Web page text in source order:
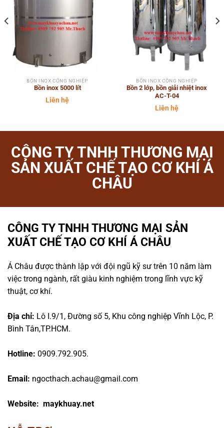
BỒN INOX CÔNG NGHIỆP
Bồn inox 5000 lít
Liên hệ
BỒN INOX CÔNG NGHIỆP
Bồn 2 lớp, bồn giải nhiệt inox
AC-T-04
Liên hệ
CÔNG TY TNHH THƯƠNG MẠI
SẢN XUẤT CHẾ TẠO CƠ KHÍ Á
CHÂU
CÔNG TY TNHH THƯƠNG MẠI SẢN
XUẤT CHẾ TẠO CƠ KHÍ Á CHÂU
Á Châu được thành lập với đội ngũ kỹ sư trên 10 năm làm
việc trong ngành, rất giàu kinh nghiệm trong lĩnh vực kỹ
thuật, cơ khí.
Địa chỉ: Lô I.9/1, Đường số 5, Khu công nghiệp Vĩnh Lộc, P.
Bình Tân,TP.HCM.
Hotline: 0909.792.905.
Email: ngocthach.achau@gmail.com
Website: maykhuay.net